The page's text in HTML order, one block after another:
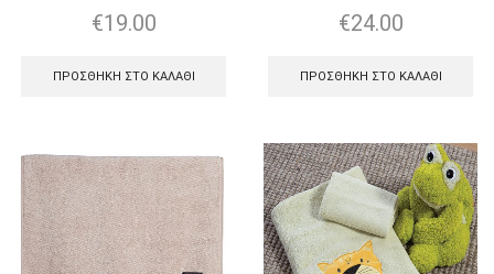
€19.00
ΠΡΟΣΘΉΚΗ ΣΤΟ ΚΑΛΆΘΙ
€24.00
ΠΡΟΣΘΉΚΗ ΣΤΟ ΚΑΛΆΘΙ